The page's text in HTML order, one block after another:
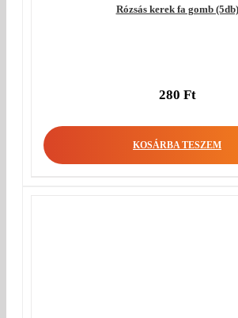
Rózsás kerek fa gomb (5db)
280 Ft
KOSÁRBA TESZEM